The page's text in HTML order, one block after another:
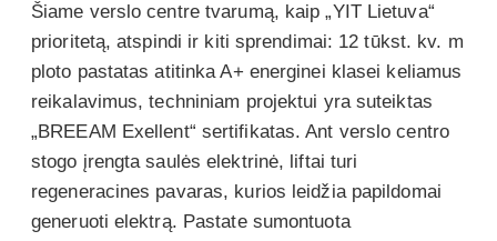
Šiame verslo centre tvarumą, kaip „YIT Lietuva“
prioritetą, atspindi ir kiti sprendimai: 12 tūkst. kv. m
ploto pastatas atitinka A+ energinei klasei keliamus
reikalavimus, techniniam projektui yra suteiktas
„BREEAM Exellent“ sertifikatas. Ant verslo centro
stogo įrengta saulės elektrinė, liftai turi
regeneracines pavaras, kurios leidžia papildomai
generuoti elektrą. Pastate sumontuota